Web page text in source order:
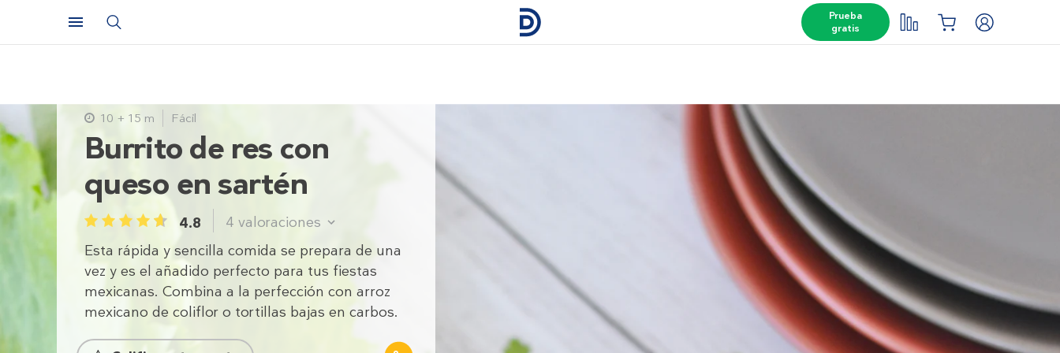
Prueba
gratis
Burrito de res con
queso en sartén
1 2 3 4 5 4.8 4 valoraciones
Esta rápida y sencilla comida se prepara de una
vez y es el añadido perfecto para tus fiestas
mexicanas. Combina a la perfección con arroz
mexicano de coliflor o tortillas bajas en carbos.
10 + 15 m Fácil